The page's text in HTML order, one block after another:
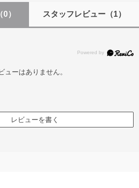
（0） スタッフレビュー（1）
ューはありません。
レビューを書く